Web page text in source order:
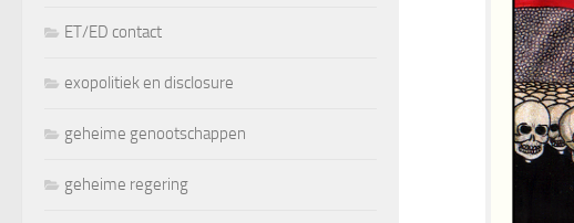
ET/ED contact
exopolitiek en disclosure
geheime genootschappen
geheime regering